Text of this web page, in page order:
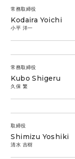
常務取締役
Kodaira Yoichi
小平 洋一
常務取締役
Kubo Shigeru
久保 繁
取締役
Shimizu Yoshiki
清水 吉樹